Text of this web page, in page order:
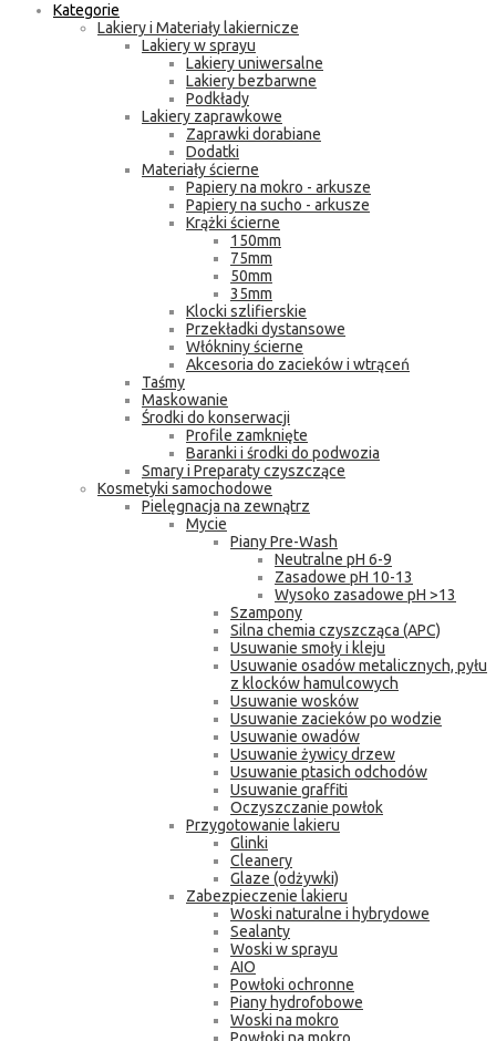
Kategorie
Lakiery i Materiały lakiernicze
Lakiery w sprayu
Lakiery uniwersalne
Lakiery bezbarwne
Podkłady
Lakiery zaprawkowe
Zaprawki dorabiane
Dodatki
Materiały ścierne
Papiery na mokro - arkusze
Papiery na sucho - arkusze
Krążki ścierne
150mm
75mm
50mm
35mm
Klocki szlifierskie
Przekładki dystansowe
Włókniny ścierne
Akcesoria do zacieków i wtrąceń
Taśmy
Maskowanie
Środki do konserwacji
Profile zamknięte
Baranki i środki do podwozia
Smary i Preparaty czyszczące
Kosmetyki samochodowe
Pielęgnacja na zewnątrz
Mycie
Piany Pre-Wash
Neutralne pH 6-9
Zasadowe pH 10-13
Wysoko zasadowe pH >13
Szampony
Silna chemia czyszcząca (APC)
Usuwanie smoły i kleju
Usuwanie osadów metalicznych, pyłu
z klocków hamulcowych
Usuwanie wosków
Usuwanie zacieków po wodzie
Usuwanie owadów
Usuwanie żywicy drzew
Usuwanie ptasich odchodów
Usuwanie graffiti
Oczyszczanie powłok
Przygotowanie lakieru
Glinki
Cleanery
Glaze (odżywki)
Zabezpieczenie lakieru
Woski naturalne i hybrydowe
Sealanty
Woski w sprayu
AIO
Powłoki ochronne
Piany hydrofobowe
Woski na mokro